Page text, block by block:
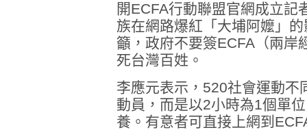
開ECFA行動聯盟官網成立記
族在網路爆紅「大埔阿嬤」
籲，政府不要簽ECFA（兩岸
死台灣百姓。
李應元表示，520社會運動不
動員，而是以2小時為1個單
養。有意者可直接上網到